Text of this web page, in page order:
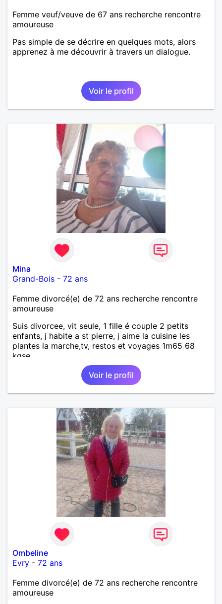
Femme veuf/veuve de 67 ans recherche rencontre
amoureuse
Pas simple de se décrire en quelques mots, alors
apprenez à me découvrir à travers un dialogue.
Voir le profil
Mina
Grand-Bois - 72 ans
Femme divorcé(e) de 72 ans recherche rencontre
amoureuse
Suis divorcee, vit seule, 1 fille é couple 2 petits
enfants, j habite a st pierre, j aime la cuisine les
plantes la marche,tv, restos et voyages 1m65 68
kgse
Voir le profil
Ombeline
Evry - 72 ans
Femme divorcé(e) de 72 ans recherche rencontre
amoureuse